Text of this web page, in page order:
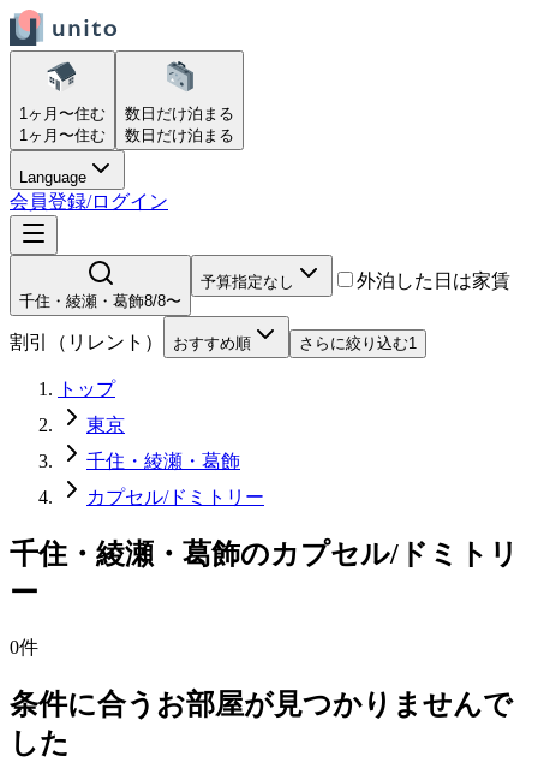
1ヶ月〜住む
1ヶ月〜住む
数日だけ泊まる
数日だけ泊まる
Language
会員登録/ログイン
千住・綾瀬・葛飾8/8〜
予算指定なし 外泊した日は家賃
割引（リレント） おすすめ順 さらに絞り込む1
トップ
東京
千住・綾瀬・葛飾
カプセル/ドミトリー
千住・綾瀬・葛飾のカプセル/ドミトリ
ー
0件
条件に合うお部屋が見つかりませんで
した